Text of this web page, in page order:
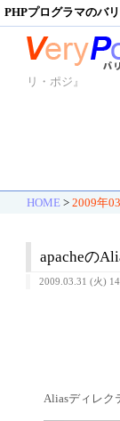
PHPプログラマのバ
リ・ポジ』
HOME > 2009年
apacheの
2009.03.31 (火)
Aliasディレク